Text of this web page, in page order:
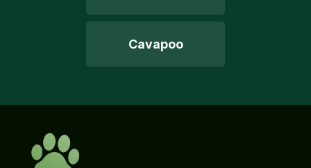
Cavapoo